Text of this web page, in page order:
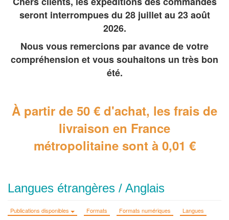
seront interrompues du 28 juillet au 23 août
2026.
Nous vous remercions par avance de votre
compréhension et vous souhaitons un très bon
été.
À partir de 50 € d'achat, les frais de
livraison en France
métropolitainesont à 0,01 €
Langues étrangères / Anglais
Publications disponibles Formats Formats numériques Langues